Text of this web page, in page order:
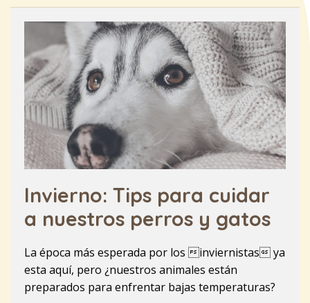
Invierno: Tips para cuidar
a nuestros perros y gatos
La época más esperada por los inviernistas ya
esta aquí, pero ¿nuestros animales están
preparados para enfrentar bajas temperaturas?